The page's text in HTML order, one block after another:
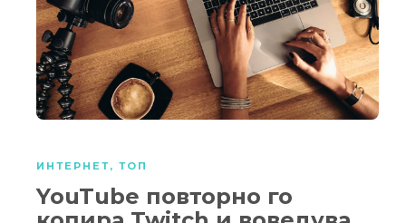
ИНТЕРНЕТ, ТОП
YouTube повторно го